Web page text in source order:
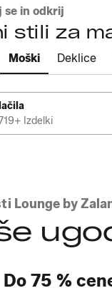
se in odkrij
stili za
Moški Deklice
Izdelki
Lounge by
Do 75 %